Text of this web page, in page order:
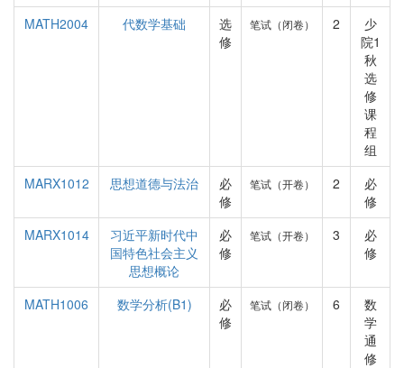
MATH2004
代数学基础
选
修
笔试（闭卷） 2
少
院1
秋
选
修
课
程
组
MARX1012
思想道德与法治
必
修
笔试（开卷） 2
必
修
MARX1014
习近平新时代中
国特色社会主义
思想概论
必
修
笔试（开卷） 3
必
修
MATH1006 数学分析(B1)
必
修
笔试（闭卷） 6
数
学
通
修